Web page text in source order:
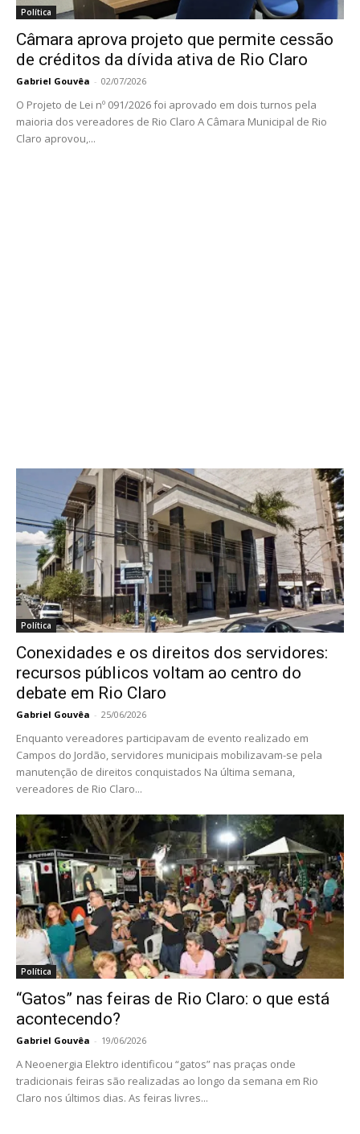
Política
Câmara aprova projeto que permite cessão
de créditos da dívida ativa de Rio Claro
Gabriel Gouvêa - 02/07/2026
O Projeto de Lei nº 091/2026 foi aprovado em dois turnos pela
maioria dos vereadores de Rio Claro A Câmara Municipal de Rio
Claro aprovou,...
Política
Conexidades e os direitos dos servidores:
recursos públicos voltam ao centro do
debate em Rio Claro
Gabriel Gouvêa - 25/06/2026
Enquanto vereadores participavam de evento realizado em
Campos do Jordão, servidores municipais mobilizavam-se pela
manutenção de direitos conquistados Na última semana,
vereadores de Rio Claro...
Política
“Gatos” nas feiras de Rio Claro: o que está
acontecendo?
Gabriel Gouvêa - 19/06/2026
A Neoenergia Elektro identificou “gatos” nas praças onde
tradicionais feiras são realizadas ao longo da semana em Rio
Claro nos últimos dias. As feiras livres...